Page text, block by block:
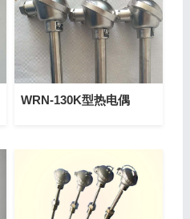
WRN-130K型热电偶